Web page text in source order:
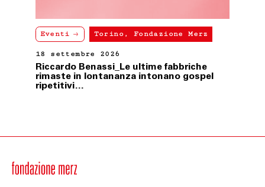
Eventi Torino, Fondazione Merz
18 settembre 2026
Riccardo Benassi_Le ultime fabbriche
rimaste in lontananza intonano gospel
ripetitivi…